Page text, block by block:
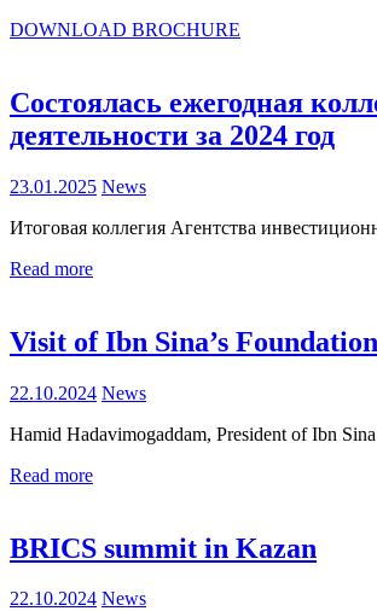
DOWNLOAD BROCHURE
Состоялась ежегодная
деятельности за 2024 год
23.01.2025 News
Итоговая коллегия Агентства
Read more
Visit of Ibn Sina’s
22.10.2024 News
Hamid Hadavimogaddam, President of Ibn
Read more
BRICS summit in Kazan
22.10.2024 News